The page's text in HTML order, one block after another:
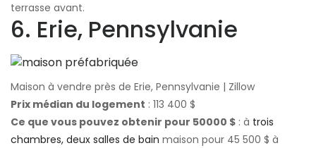
terrasse avant.
6. Erie, Pennsylvanie
Maison à vendre près de Erie, Pennsylvanie | Zillow
Prix ​​médian du logement : 113 400 $
Ce que vous pouvez obtenir pour 50000 $ : à trois
chambres, deux salles de bain maison pour 45 500 $ à